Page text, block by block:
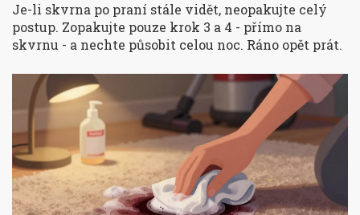
Je-li skvrna po praní stále vidět, neopakujte celý
postup. Zopakujte pouze krok 3 a 4 - přímo na
skvrnu - a nechte působit celou noc. Ráno opět prát.